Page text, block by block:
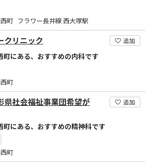
町 フラワー長井線 西大塚駅
クリニック 追加
町にある、おすすめの内科です
町
県社会福祉事業団希望が
追加
町にある、おすすめの精神科です
町